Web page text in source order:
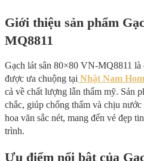
Giới thiệu sản phẩm
MQ8811
Gạch lát sân 80×80 VN-MQ8811 là
được ưa chuộng tại Nhật Nam
cả về chất lượng lẫn thẩm mỹ. Sản
chắc, giúp chống thấm và chịu
hoa văn sắc nét, mang đến vẻ đẹp
trình.
Ưu điểm nổi bật của